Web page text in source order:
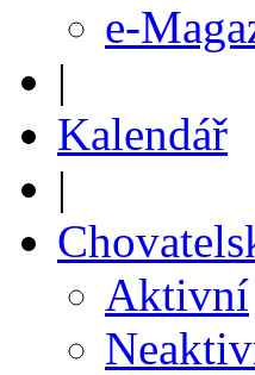
e-
|
Kalendář
|
Aktivní